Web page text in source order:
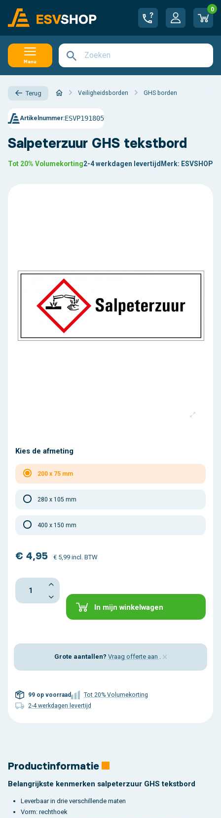
0
Menu
Terug Veiligheidsborden GHS borden
Salpeterzuur GHS tekstbord
Artikelnummer:ESVP191805
Tot 20% Volumekorting2-4 werkdagen levertijd Merk: ESVSHOP
Kies de afmeting
200 x 75 mm
280 x 105 mm
400 x 150 mm
€ 4,95 € 5,99 incl. BTW
In mijn winkelwagen
Grote aantallen? Vraag offerte aan . ×
99 op voorraad
Tot 20% Volumekorting
2-4 werkdagen levertijd
Productinformatie
Belangrijkste kenmerken salpeterzuur GHS tekstbord
Leverbaar in drie verschillende maten
Vorm: rechthoek